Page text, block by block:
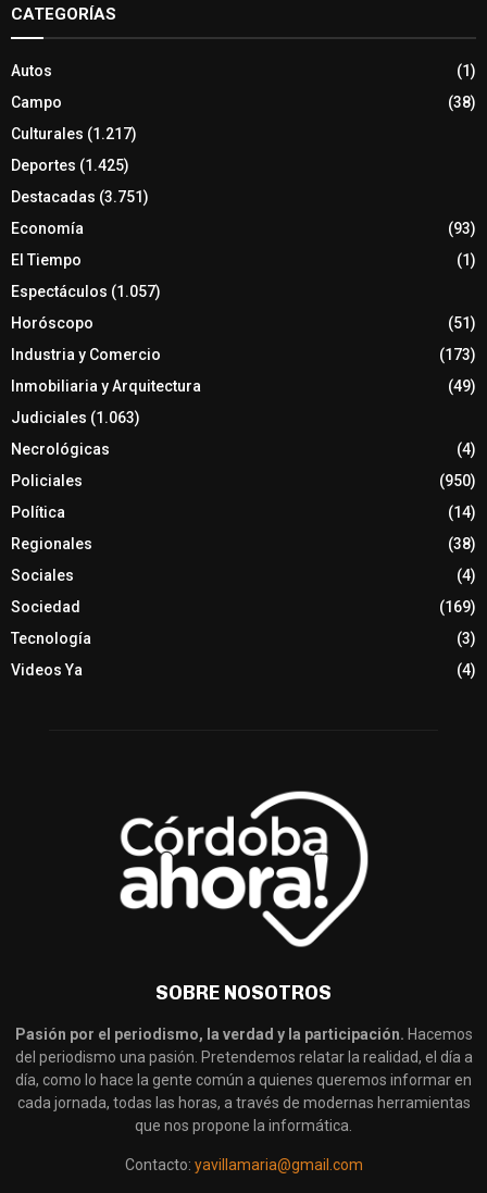
CATEGORÍAS
Autos
(1)
Campo
(38)
Culturales (1.217)
Deportes (1.425)
Destacadas (3.751)
Economía
(93)
El Tiempo
(1)
Espectáculos (1.057)
Horóscopo
(51)
Industria y Comercio
(173)
Inmobiliaria y Arquitectura
(49)
Judiciales (1.063)
Necrológicas
(4)
Policiales
(950)
Política
(14)
Regionales
(38)
Sociales
(4)
Sociedad
(169)
Tecnología
(3)
Videos Ya
(4)
SOBRE NOSOTROS
Pasión por el periodismo, la verdad y la participación. Hacemos
del periodismo una pasión. Pretendemos relatar la realidad, el día a
día, como lo hace la gente común a quienes queremos informar en
cada jornada, todas las horas, a través de modernas herramientas
que nos propone la informática.
Contacto: yavillamaria@gmail.com